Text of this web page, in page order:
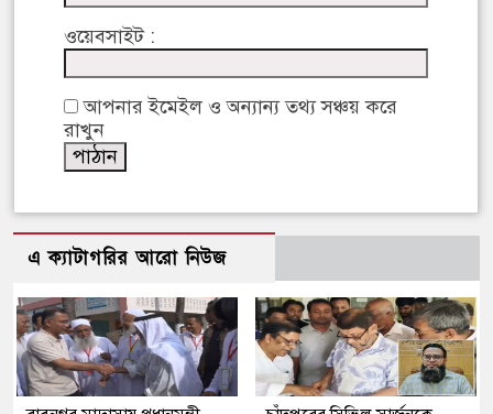
ওয়েবসাইট :
আপনার ইমেইল ও অন্যান্য তথ্য সঞ্চয় করে
রাখুন
এ ক্যাটাগরির আরো নিউজ